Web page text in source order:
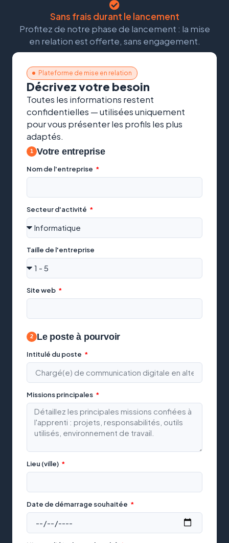
Sans frais durant le lancement
Profitez de notre phase de lancement : la mise
en relation est offerte, sans engagement.
Plateforme de mise en relation
Décrivez votre besoin
Toutes les informations restent
confidentielles — utilisées uniquement
pour vous présenter les profils les plus
adaptés.
Votre entreprise
Nom de l'entreprise
Secteur d'activité
Taille de l'entreprise
Site web
Le poste à pourvoir
Intitulé du poste
Missions principales
Lieu (ville)
Date de démarrage souhaitée